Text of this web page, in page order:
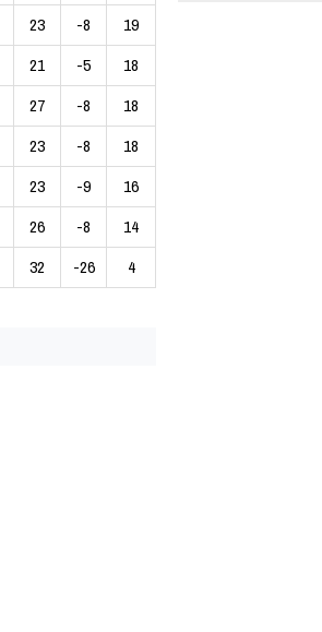
23 -8
19
21 -5
18
27 -8
18
23 -8
18
23 -9
16
26 -8
14
32 -26 4